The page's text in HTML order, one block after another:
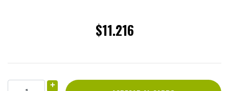
$11.216
+